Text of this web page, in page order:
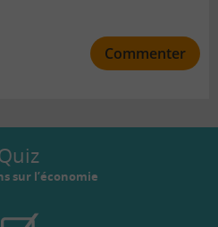
Commenter
sur l’économie